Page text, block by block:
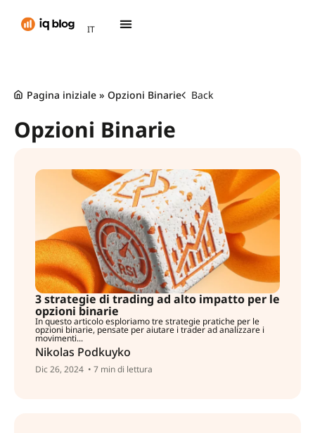
IT
TH
Pagina iniziale » Opzioni Binarie Back
Opzioni Binarie
3 strategie di trading ad alto impatto per le
opzioni binarie
In questo articolo esploriamo tre strategie pratiche per le
opzioni binarie, pensate per aiutare i trader ad analizzare i
movimenti...
Nikolas Podkuyko
Dic 26, 2024 • 7 min di lettura